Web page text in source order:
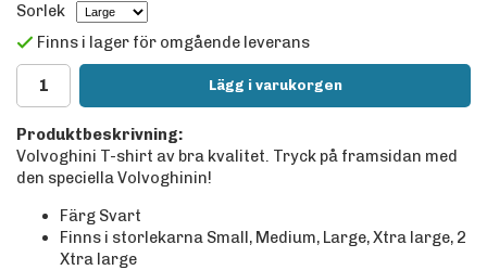
Sorlek
Finns i lager för omgående leverans
Lägg i varukorgen
Produktbeskrivning:
Volvoghini T-shirt av bra kvalitet. Tryck på framsidan med
den speciella Volvoghinin!
Färg Svart
Finns i storlekarna Small, Medium, Large, Xtra large, 2
Xtra large